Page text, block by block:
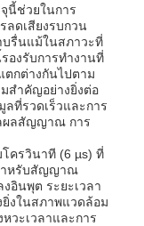
นี้ช่วยในการ
ลดเสียงรบกวน
บรื่นแม้ในสภาวะที่
รองรับการทำงานที่
ตกต่างกันไปตาม
สำคัญอย่างยิ่งต่อ
ที่รวดเร็วและการ
ผลสัญญาณ การ
โครวินาที (6 µs) ที่
ำหรับสัญญาณ
อินพุต ระยะเวลา
งในสภาพแวดล้อม
วะเวลาและการ